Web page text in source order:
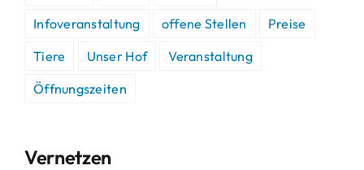
Infoveranstaltung
offene Stellen
Preise
Tiere
Unser Hof
Veranstaltung
Öffnungszeiten
Vernetzen